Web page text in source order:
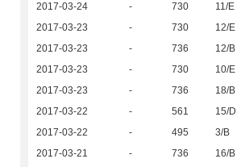
2017-03-24
- 730 11/E
2017-03-23
- 730 12/E
2017-03-23
- 736 12/B
2017-03-23
- 730 10/E
2017-03-23
- 736 18/B
2017-03-22
- 561 15/D
2017-03-22
- 495 3/B
2017-03-21
- 736 16/B